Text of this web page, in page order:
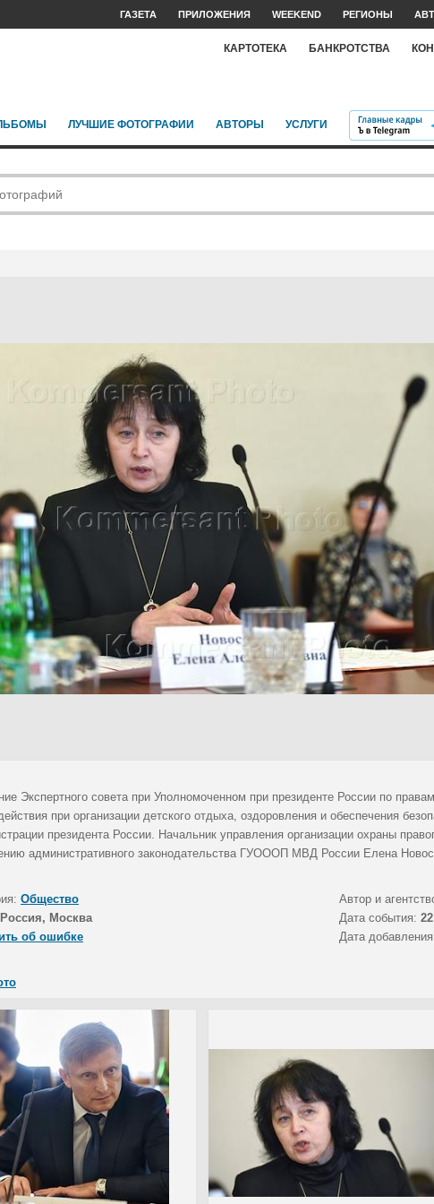
ГАЗЕТА ПРИЛОЖЕНИЯ WEEKEND РЕГИОНЫ
КАРТОТЕКА БАНКРОТСТВА
ЛУЧШИЕ ФОТОГРАФИИ АВТОРЫ УСЛУГИ
Экспертного совета при Уполномоченном при президенте России по
при организации детского отдыха, оздоровления и обеспечения
президента России. Начальник управления организации охраны
административного законодательства ГУОООП МВД России Елена
Общество Автор и
Россия, Москва Дата события:
об ошибке
Дата